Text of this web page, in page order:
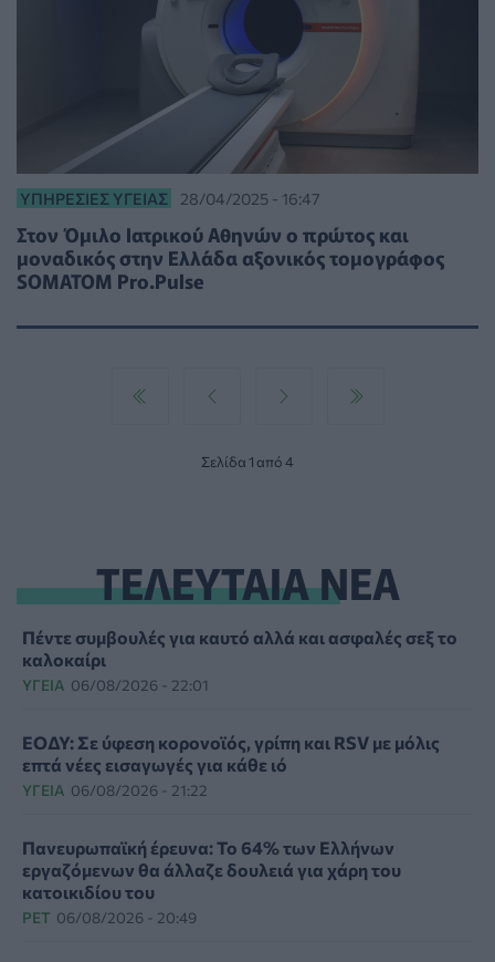
ΥΠΗΡΕΣΊΕΣ ΥΓΕΊΑΣ 28/04/2025 - 16:47
Στον Όμιλο Ιατρικού Αθηνών ο πρώτος και
μοναδικός στην Ελλάδα αξονικός τομογράφος
SOMATOM Pro.Pulse
Σελίδα 1 από 4
ΤΕΛΕΥΤΑΙΑ ΝΕΑ
Πέντε συμβουλές για καυτό αλλά και ασφαλές σεξ το
καλοκαίρι
ΥΓΕΊΑ 06/08/2026 - 22:01
ΕΟΔΥ: Σε ύφεση κορονοϊός, γρίπη και RSV με μόλις
επτά νέες εισαγωγές για κάθε ιό
ΥΓΕΊΑ 06/08/2026 - 21:22
Πανευρωπαϊκή έρευνα: Το 64% των Ελλήνων
εργαζόμενων θα άλλαζε δουλειά για χάρη του
κατοικιδίου του
PET 06/08/2026 - 20:49